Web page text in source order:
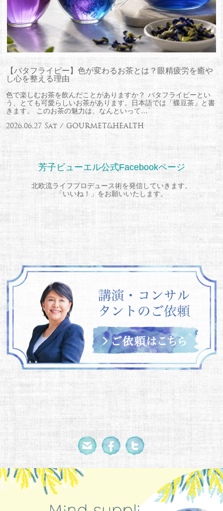
【バタフライピー】色が変わるお茶とは？眼精疲労を癒や
し心を整える理由
色で楽しむお茶を飲んだことがありますか？ バタフライピーとい
う、とても可愛らしいお茶があります。日本語では「蝶豆茶」と書
きます。 このお茶の魅力は、なんといって…
2026.06.27 Sat / GOURMET&HEALTH
芳子ビューエル公式Facebookページ
北欧流ライフプロデュース術を発信していきます。
「いいね！」をお願いいたします。